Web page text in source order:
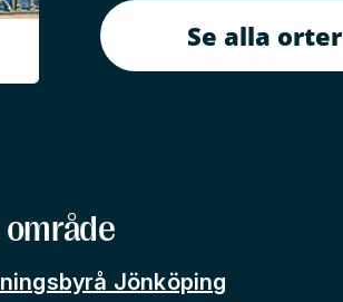
Se alla orter
Jönköping